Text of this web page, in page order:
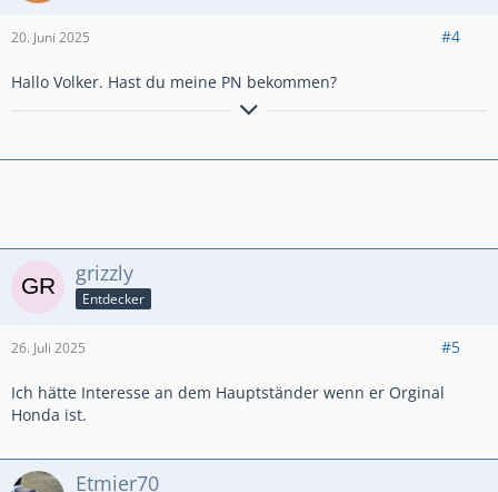
20. Juni 2025 #4
Hallo Volker. Hast du meine PN bekommen?
Crosstourer EZ: 2013
Givi Airflow
grizzly
Entdecker
26. Juli 2025 #5
Ich hätte Interesse an dem Hauptständer wenn er Orginal
Honda ist.
Etmier70